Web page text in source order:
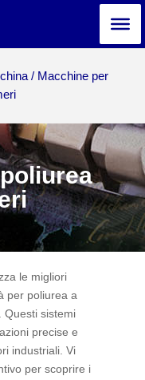
/ Macchine per
le migliori
per poliurea a
Questi sistemi
precise e
industriali. Vi
per scoprire i